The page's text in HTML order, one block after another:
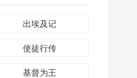
出埃及记
使徒行传
基督为王